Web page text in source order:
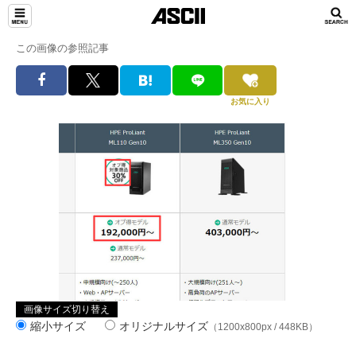
この画像の参照記事
お気に入り
画像サイズ切り替え
縮小サイズ オリジナルサイズ （1200x800px / 448KB）